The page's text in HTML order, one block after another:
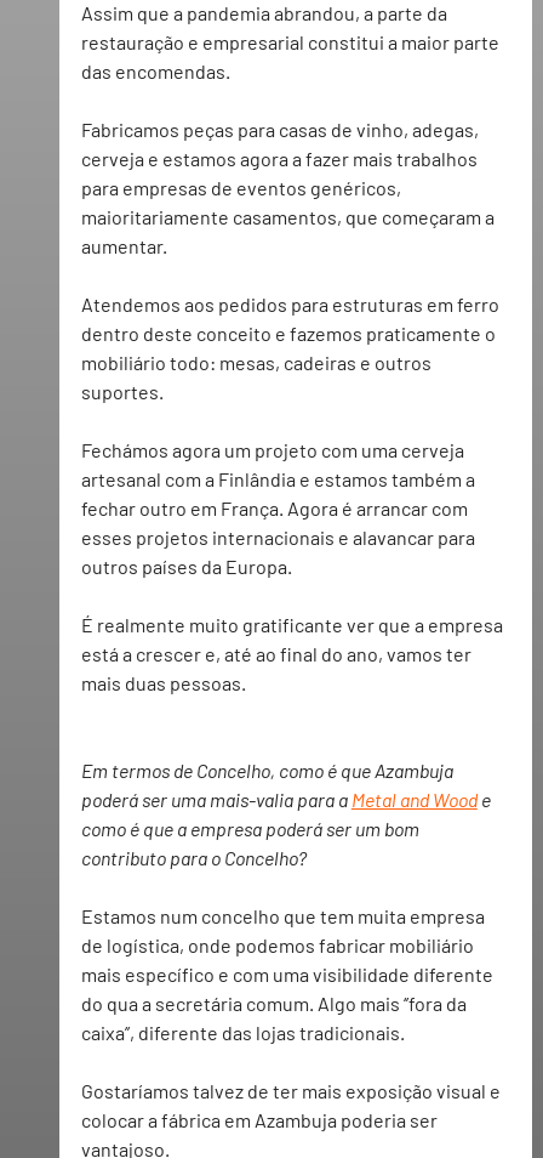
Assim que a pandemia abrandou, a parte da
restauração e empresarial constitui a maior parte
das encomendas.
Fabricamos peças para casas de vinho, adegas,
cerveja e estamos agora a fazer mais trabalhos
para empresas de eventos genéricos,
maioritariamente casamentos, que começaram a
aumentar.
Atendemos aos pedidos para estruturas em ferro
dentro deste conceito e fazemos praticamente o
mobiliário todo: mesas, cadeiras e outros
suportes.
Fechámos agora um projeto com uma cerveja
artesanal com a Finlândia e estamos também a
fechar outro em França. Agora é arrancar com
esses projetos internacionais e alavancar para
outros países da Europa.
É realmente muito gratificante ver que a empresa
está a crescer e, até ao final do ano, vamos ter
mais duas pessoas.
Em termos de Concelho, como é que Azambuja
poderá ser uma mais-valia para a Metal and Wood e
como é que a empresa poderá ser um bom
contributo para o Concelho?
Estamos num concelho que tem muita empresa
de logística, onde podemos fabricar mobiliário
mais específico e com uma visibilidade diferente
do qua a secretária comum. Algo mais ‘’fora da
caixa’’, diferente das lojas tradicionais.
Gostaríamos talvez de ter mais exposição visual e
colocar a fábrica em Azambuja poderia ser
vantajoso.